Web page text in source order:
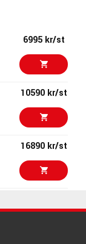
4599 kr/st
3695 kr/st
3826 kr/st
6995 kr/st
10590 kr/st
16890 kr/st
16999 kr/st